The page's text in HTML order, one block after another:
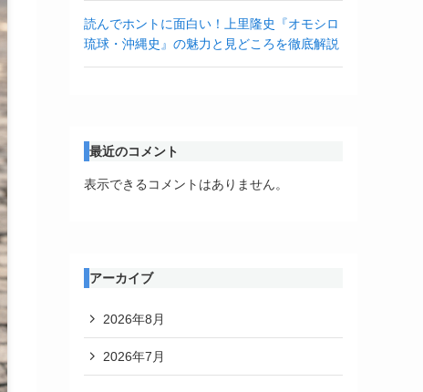
読んでホントに面白い！上里隆史『オモシロ
琉球・沖縄史』の魅力と見どころを徹底解説
最近のコメント
表示できるコメントはありません。
アーカイブ
2026年8月
2026年7月